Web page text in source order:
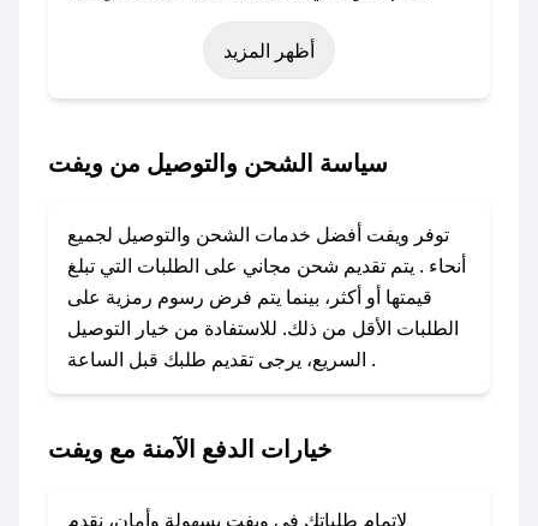
الأضحى، الجمعة البيضاء (شهر نوفمبر)، رمضان،
اليوم الوطني، يوم التأسيس، أو حتى عروض خاصة
باستخدام تطبيق صحصح، يمكنك العثور بسهولة على
تواصل معنا عبر تويتر أو البريد الإلكتروني لإضافته
بسرعة.
### كيفية استخدام كود خصم ويفت؟
1. انسخ كود الخصم من تطبيق صحصح.
2. الصقه في خانة الدفع عند التسوق من ويفت.
### ماذا أفعل إذا لم يعمل كود الخصم؟
الرسائل الخاصة على تويتر أو البريد الإلكتروني،
أظهر المزيد
سياسة الشحن والتوصيل من ويفت
توفر ويفت أفضل خدمات الشحن والتوصيل لجميع
أنحاء . يتم تقديم شحن مجاني على الطلبات التي تبلغ
قيمتها أو أكثر، بينما يتم فرض رسوم رمزية على
الطلبات الأقل من ذلك. للاستفادة من خيار التوصيل
السريع، يرجى تقديم طلبك قبل الساعة .
خيارات الدفع الآمنة مع ويفت
لإتمام طلباتك في ويفت بسهولة وأمان، نقدم